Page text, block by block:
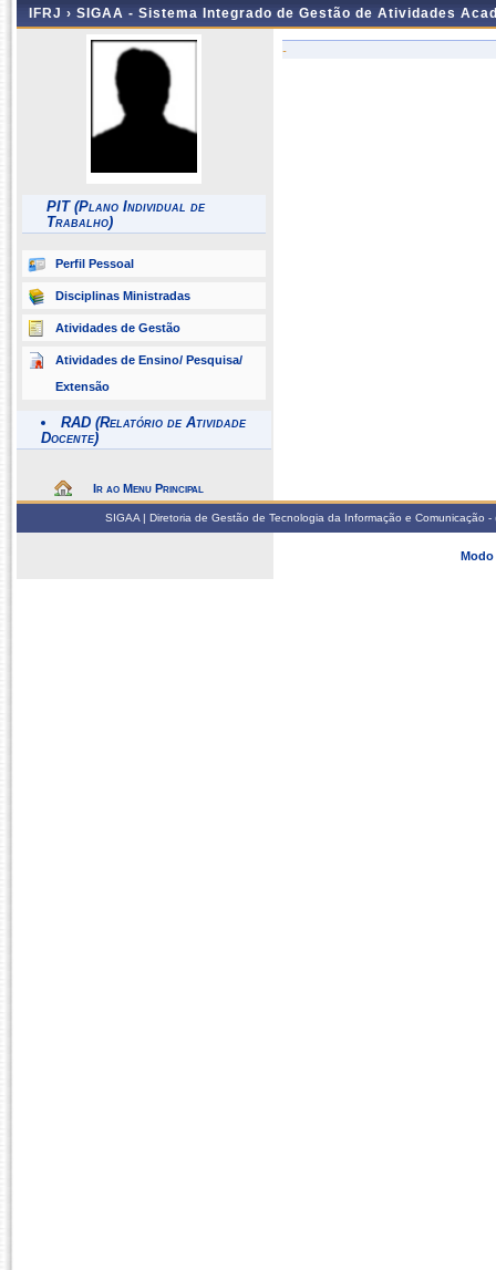
IFRJ › SIGAA - Sistema Integrado de Gestão de Atividades
PIT (Plano Individual de
Trabalho)
Perfil Pessoal
Disciplinas Ministradas
Atividades de Gestão
Atividades de Ensino/ Pesquisa/
Extensão
RAD (Relatório de Atividade
Docente)
Ir ao Menu Principal
-
SIGAA | Diretoria de Gestão de Tecnologia da Informação e
Modo